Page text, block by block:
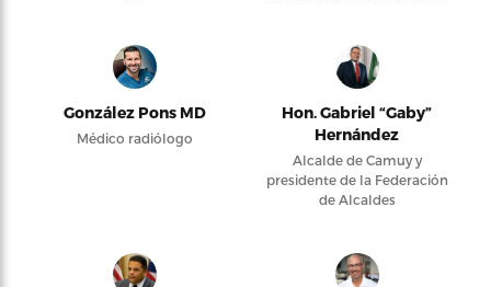
González Pons MD
Médico radiólogo
Hon. Gabriel “Gaby”
Hernández
Alcalde de Camuy y
presidente de la Federación
de Alcaldes